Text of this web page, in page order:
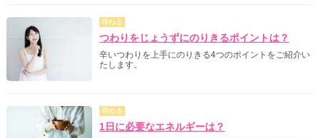
尋ねる
つわりをじょうずにのりきるポイントは？
辛いつわりを上手にのりきる4つのポイントをご紹介い
たします。
尋ねる
1日に必要なエネルギーは？